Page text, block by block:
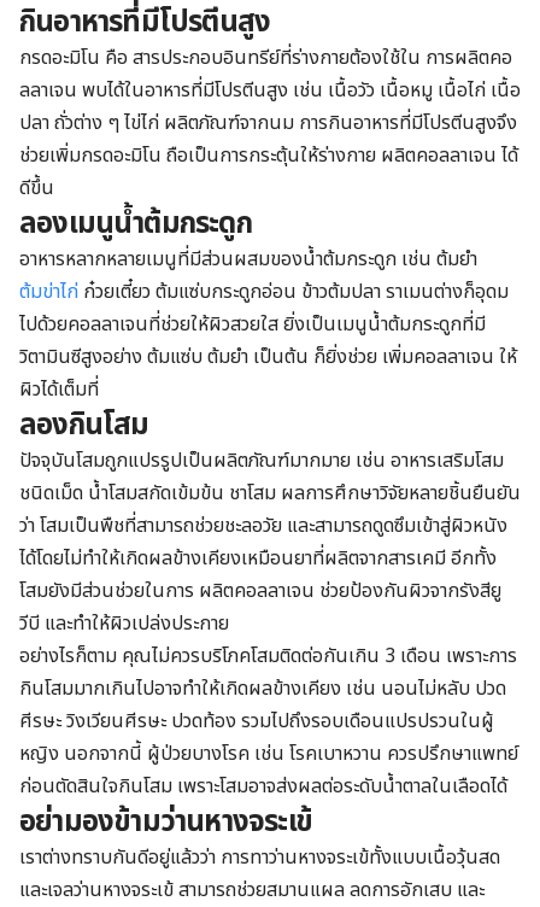
กินอาหารที่มีโปรตีนสูง
กรดอะมิโน คือ สารประกอบอินทรีย์ที่ร่างกายต้องใช้ใน การผลิตคอ
ลลาเจน พบได้ในอาหารที่มีโปรตีนสูง เช่น เนื้อวัว เนื้อหมู เนื้อไก่ เนื้อ
ปลา ถั่วต่าง ๆ ไข่ไก่ ผลิตภัณฑ์จากนม การกินอาหารที่มีโปรตีนสูงจึง
ช่วยเพิ่มกรดอะมิโน ถือเป็นการกระตุ้นให้ร่างกาย ผลิตคอลลาเจน ได้
ดีขึ้น
ลองเมนูน้ำต้มกระดูก
อาหารหลากหลายเมนูที่มีส่วนผสมของน้ำต้มกระดูก เช่น ต้มยำ
ต้มข่าไก่ ก๋วยเตี๋ยว ต้มแซ่บกระดูกอ่อน ข้าวต้มปลา ราเมนต่างก็อุดม
ไปด้วยคอลลาเจนที่ช่วยให้ผิวสวยใส ยิ่งเป็นเมนูน้ำต้มกระดูกที่มี
วิตามินซีสูงอย่าง ต้มแซ่บ ต้มยำ เป็นต้น ก็ยิ่งช่วย เพิ่มคอลลาเจน ให้
ผิวได้เต็มที่
ลองกินโสม
ปัจจุบันโสมถูกแปรรูปเป็นผลิตภัณฑ์มากมาย เช่น อาหารเสริมโสม
ชนิดเม็ด น้ำโสมสกัดเข้มข้น ชาโสม ผลการศึกษาวิจัยหลายชิ้นยืนยัน
ว่า โสมเป็นพืชที่สามารถช่วยชะลอวัย และสามารถดูดซึมเข้าสู่ผิวหนัง
ได้โดยไม่ทำให้เกิดผลข้างเคียงเหมือนยาที่ผลิตจากสารเคมี อีกทั้ง
โสมยังมีส่วนช่วยในการ ผลิตคอลลาเจน ช่วยป้องกันผิวจากรังสียู
วีบี และทำให้ผิวเปล่งประกาย
อย่างไรก็ตาม คุณไม่ควรบริโภคโสมติดต่อกันเกิน 3 เดือน เพราะการ
กินโสมมากเกินไปอาจทำให้เกิดผลข้างเคียง เช่น นอนไม่หลับ ปวด
ศีรษะ วิงเวียนศีรษะ ปวดท้อง รวมไปถึงรอบเดือนแปรปรวนในผู้
หญิง นอกจากนี้ ผู้ป่วยบางโรค เช่น โรคเบาหวาน ควรปรึกษาแพทย์
ก่อนตัดสินใจกินโสม เพราะโสมอาจส่งผลต่อระดับน้ำตาลในเลือดได้
อย่ามองข้ามว่านหางจระเข้
เราต่างทราบกันดีอยู่แล้วว่า การทาว่านหางจระเข้ทั้งแบบเนื้อวุ้นสด
และเจลว่านหางจระเข้ สามารถช่วยสมานแผล ลดการอักเสบ และ